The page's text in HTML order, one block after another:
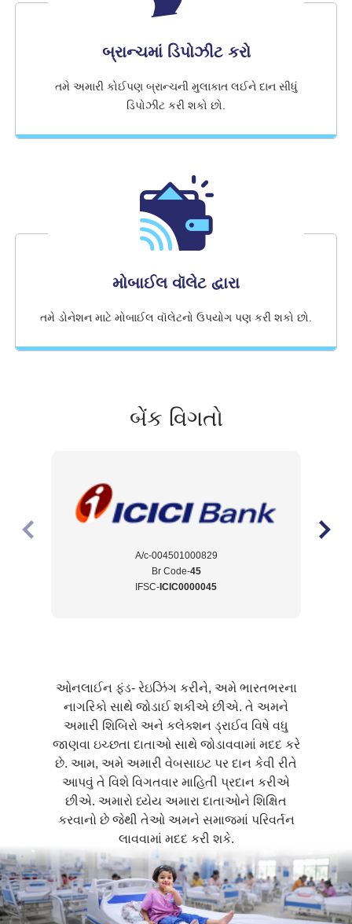
બ્રાન્ચમાં ડિપોઝીટ કરો
તમે અમારી કોઈપણ બ્રાન્ચની મુલાકાત લઈને દાન સીધું
ડિપોઝીટ કરી શકો છો.
મોબાઈલ વૉલેટ દ્વારા
તમે ડોનેશન માટે મોબાઈલ વૉલેટનો ઉપયોગ પણ કરી શકો છો.
બેંક વિગતો
A/c-004501000829
Br Code-45
IFSC- ICIC0000045
ઓનલાઈન ફંડ- રેઇઝિંગ કરીને, અમે ભારતભરના
નાગરિકો સાથે જોડાઈ શકીએ છીએ. તે અમને
અમારી શિબિરો અને કલેક્શન ડ્રાઈવ વિષે વધુ
જાણવા ઇચ્છતા દાતાઓ સાથે જોડાવવામાં મદદ કરે
છે. આમ, અમે અમારી વેબસાઇટ પર દાન કેવી રીતે
આપવું તે વિશે વિગતવાર માહિતી પ્રદાન કરીએ
છીએ. અમારો ધ્યેય અમારા દાતાઓને શિક્ષિત
કરવાનો છે જેથી તેઓ અમને સમાજમાં પરિવર્તન
લાવવામાં મદદ કરી શકે.